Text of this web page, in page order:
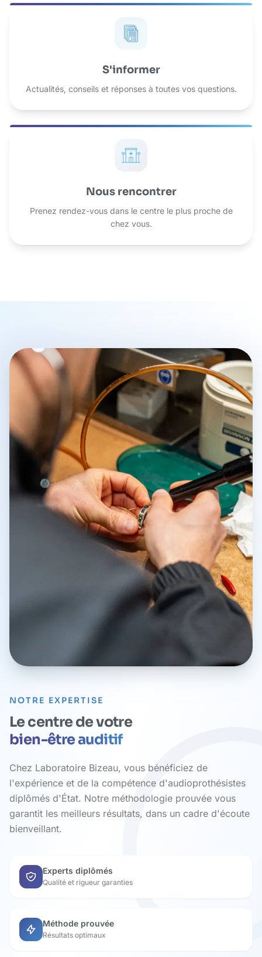
S'informer
Actualités, conseils et réponses à toutes vos questions.
Nous rencontrer
Prenez rendez-vous dans le centre le plus proche de
chez vous.
NOTRE EXPERTISE
Le centre de votre
bien-être auditif
Chez Laboratoire Bizeau, vous bénéficiez de
l'expérience et de la compétence d'audioprothésistes
diplômés d'État. Notre méthodologie prouvée vous
garantit les meilleurs résultats, dans un cadre d'écoute
bienveillant.
Experts diplômés
Qualité et rigueur garanties
Méthode prouvée
Résultats optimaux